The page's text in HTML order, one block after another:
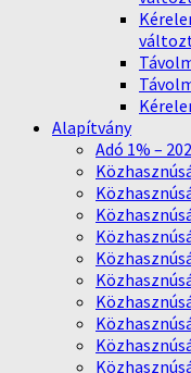
Alapítvány
Adó 1% –